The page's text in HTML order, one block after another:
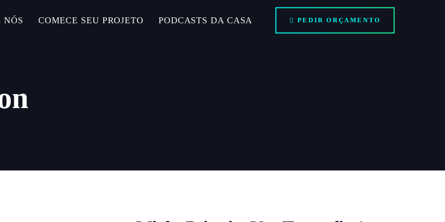
NÓS COMECE SEU PROJETO PODCASTS DA CASA PEDIR ORÇAMENTO